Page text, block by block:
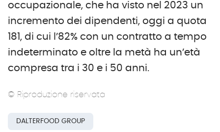
occupazionale, che ha visto nel 2023 un
incremento dei dipendenti, oggi a quota
181, di cui l’82% con un contratto a tempo
indeterminato e oltre la metà ha un’età
compresa tra i 30 e i 50 anni.
© Riproduzione riservata
DALTERFOOD GROUP